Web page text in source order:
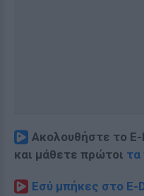
Ακολουθήστε το
και μάθετε πρώτοι τα
Εσύ μπήκες στο E-